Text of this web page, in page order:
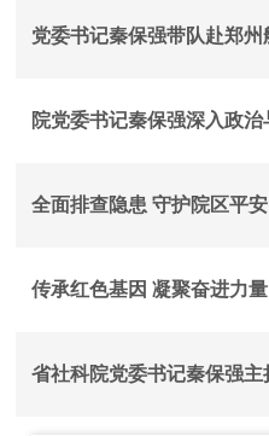
全面排查隐患 守护院区平安
传承红色基因 凝聚奋进力量